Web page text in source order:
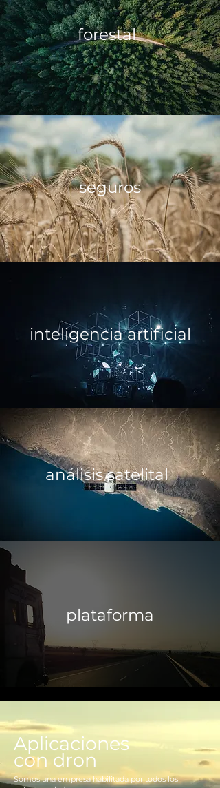
forestal
seguros
inteligencia artificial
análisissatelital
plataforma
Aplicaciones
con dron
Somos una empresa habilitada por todos los